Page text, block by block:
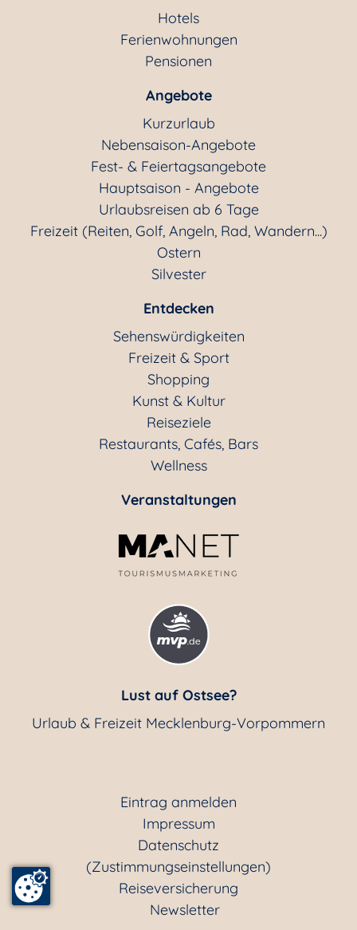
Hotels
Ferienwohnungen
Pensionen
Angebote
Kurzurlaub
Nebensaison-Angebote
Fest- & Feiertagsangebote
Hauptsaison - Angebote
Urlaubsreisen ab 6 Tage
Freizeit (Reiten, Golf, Angeln, Rad, Wandern...)
Ostern
Silvester
Entdecken
Sehenswürdigkeiten
Freizeit & Sport
Shopping
Kunst & Kultur
Reiseziele
Restaurants, Cafés, Bars
Wellness
Veranstaltungen
Lust auf Ostsee?
Urlaub & Freizeit Mecklenburg-Vorpommern
Eintrag anmelden
Impressum
Datenschutz
(Zustimmungseinstellungen)
Reiseversicherung
Newsletter